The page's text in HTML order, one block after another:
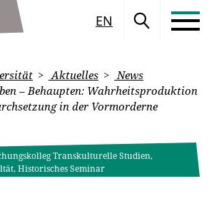
EN
Aktuelles
News
– Behaupten: Wahrheitsproduktion
in der Vormorderne
Transkulturelle Studien,
Historisches Seminar